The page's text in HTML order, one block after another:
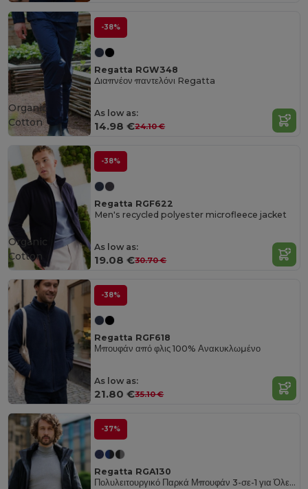
-38%
Regatta RGW348
Διαπνέον παντελόνι Regatta
As low as:
14.98 €24.10 €
Organic
Cotton
-38%
Regatta RGF622
Men's recycled polyester microfleece jacket
As low as:
19.08 €30.70 €
Organic
Cotton
-38%
Regatta RGF618
Μπουφάν από φλις 100% Ανακυκλωμένο
As low as:
21.80 €35.10 €
-37%
Regatta RGA130
Πολυλειτουργικό Παρκά Μπουφάν 3-σε-1 για Όλες τις Καιρικές Συνθήκες